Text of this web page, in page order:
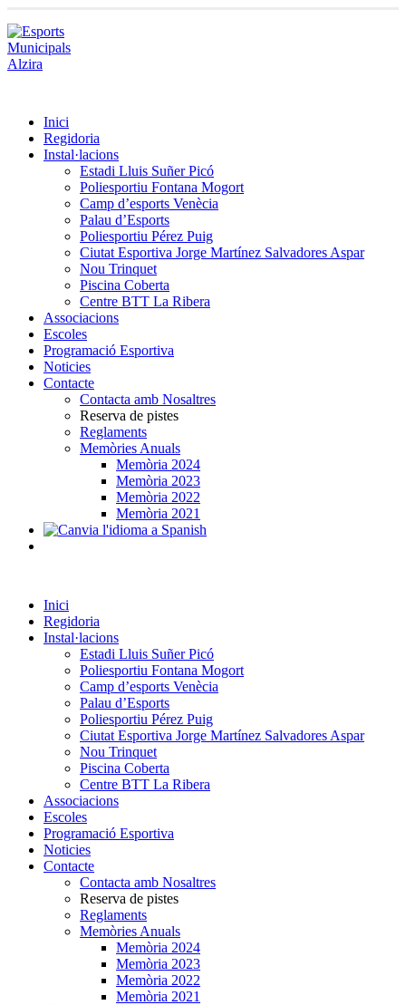
Inici
Regidoria
Instal·lacions
Estadi Lluis Suñer Picó
Poliesportiu Fontana Mogort
Camp d’esports Venècia
Palau d’Esports
Poliesportiu Pérez Puig
Ciutat Esportiva Jorge Martínez Salvadores Aspar
Nou Trinquet
Piscina Coberta
Centre BTT La Ribera
Associacions
Escoles
Programació Esportiva
Noticies
Contacte
Contacta amb Nosaltres
Reserva de pistes
Reglaments
Memòries Anuals
Memòria 2024
Memòria 2023
Memòria 2022
Memòria 2021
Inici
Regidoria
Instal·lacions
Estadi Lluis Suñer Picó
Poliesportiu Fontana Mogort
Camp d’esports Venècia
Palau d’Esports
Poliesportiu Pérez Puig
Ciutat Esportiva Jorge Martínez Salvadores Aspar
Nou Trinquet
Piscina Coberta
Centre BTT La Ribera
Associacions
Escoles
Programació Esportiva
Noticies
Contacte
Contacta amb Nosaltres
Reserva de pistes
Reglaments
Memòries Anuals
Memòria 2024
Memòria 2023
Memòria 2022
Memòria 2021